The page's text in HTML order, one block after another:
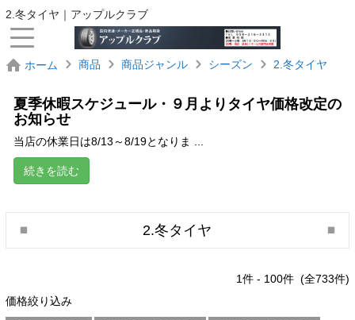
2.冬タイヤ｜アップルクラブ
ホーム 商品 商品ジャンル シーズン 2.冬タイヤ
夏季休暇スケジュール・９月よりタイヤ価格改定の
お知らせ
当店の休業日は8/13～8/19となりま ...
続きを読む
2.冬タイヤ
1件 - 100件 (全733件)
価格絞り込み